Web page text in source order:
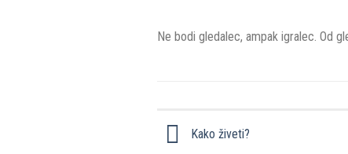
Ne bodi gledalec, ampak igralec. Od
Kako živeti?